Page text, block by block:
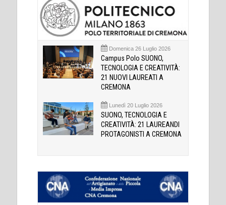
Domenica 26 Luglio 2026
Campus Polo SUONO,
TECNOLOGIA E CREATIVITÀ:
21 NUOVI LAUREATI A
CREMONA
Lunedì 20 Luglio 2026
SUONO, TECNOLOGIA E
CREATIVITÀ: 21 LAUREANDI
PROTAGONISTI A CREMONA